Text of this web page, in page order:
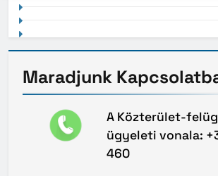
Maradjunk
A Közterület-
ügyeleti vonala:
460